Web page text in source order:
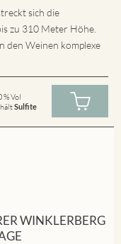
sich die
zu 310 Meter Höhe.
den Weinen komplexe
% Vol
Sulfite
WINKLERBERG